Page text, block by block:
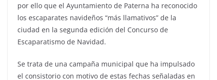
por ello que el Ayuntamiento de Paterna ha reconocido
los escaparates navideños “más llamativos” de la
ciudad en la segunda edición del Concurso de
Escaparatismo de Navidad.
Se trata de una campaña municipal que ha impulsado
el consistorio con motivo de estas fechas señaladas en